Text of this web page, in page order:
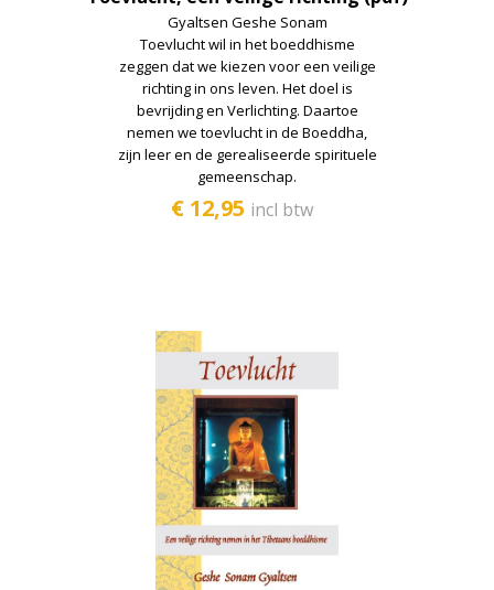
Gyaltsen Geshe Sonam
Toevlucht wil in het boeddhisme
zeggen dat we kiezen voor een veilige
richting in ons leven. Het doel is
bevrijding en Verlichting. Daartoe
nemen we toevlucht in de Boeddha,
zijn leer en de gerealiseerde spirituele
gemeenschap.
€ 12,95 incl btw